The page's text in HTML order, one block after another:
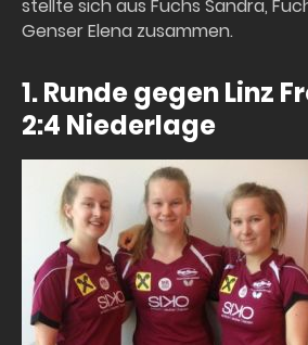
stellte sich aus Fuchs Sandra,
Genser Elena zusammen.
1. Runde gegen Linz
2:4 Niederlage